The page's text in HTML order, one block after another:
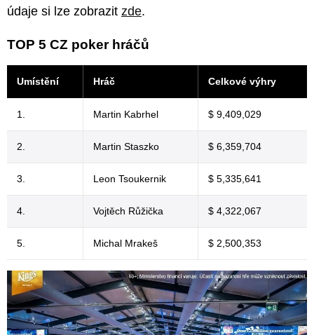
údaje si lze zobrazit zde.
TOP 5 CZ poker hráčů
Umístění Hráč Celkové výhry
1. Martin Kabrhel $ 9,409,029
2. Martin Staszko $ 6,359,704
3. Leon Tsoukernik $ 5,335,641
4. Vojtěch Růžička $ 4,322,067
5. Michal Mrakeš $ 2,500,353